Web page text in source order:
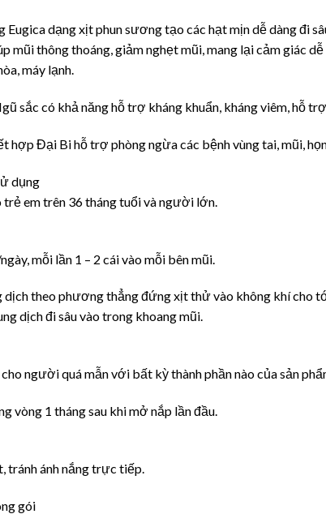
Eugica dạng xịt phun sương tạo các hạt mịn dễ dàng đi
mũi thông thoáng, giảm nghẹt mũi, mang lại cảm giác
máy lạnh.
sắc có khả năng hỗ trợ kháng khuẩn, kháng viêm, hỗ
hợp Đại Bi hỗ trợ phòng ngừa các bệnh vùng tai, mũi,
dụng
trẻ em trên 36 tháng tuổi và người lớn.
mỗi lần 1 – 2 cái vào mỗi bên mũi.
dịch theo phương thẳng đứng xịt thử vào không khí
dịch đi sâu vào trong khoang mũi.
người quá mẫn với bất kỳ thành phần nào của sản
vòng 1 tháng sau khi mở nắp lần đầu.
tránh ánh nắng trực tiếp.
gói